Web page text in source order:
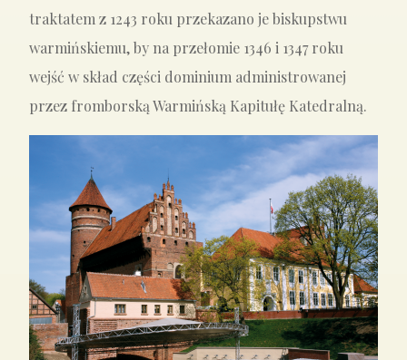
traktatem z 1243 roku przekazano je biskupstwu
warmińskiemu, by na przełomie 1346 i 1347 roku
wejść w skład części dominium administrowanej
przez fromborską Warmińską Kapitułę Katedralną.